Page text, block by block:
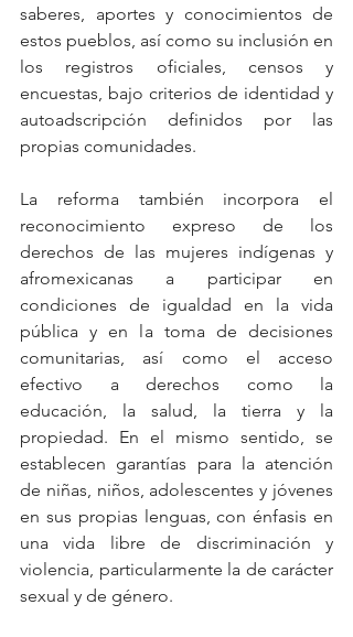
saberes, aportes y conocimientos de
estos pueblos, así como su inclusión en
los registros oficiales, censos y
encuestas, bajo criterios de identidad y
autoadscripción definidos por las
propias comunidades.
La reforma también incorpora el
reconocimiento expreso de los
derechos de las mujeres indígenas y
afromexicanas a participar en
condiciones de igualdad en la vida
pública y en la toma de decisiones
comunitarias, así como el acceso
efectivo a derechos como la
educación, la salud, la tierra y la
propiedad. En el mismo sentido, se
establecen garantías para la atención
de niñas, niños, adolescentes y jóvenes
en sus propias lenguas, con énfasis en
una vida libre de discriminación y
violencia, particularmente la de carácter
sexual y de género.